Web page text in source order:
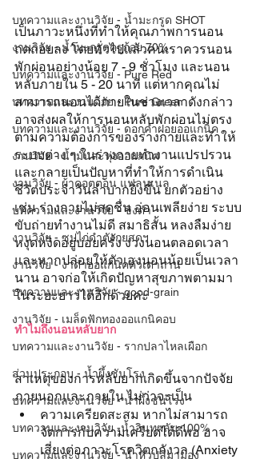
บทความและงานวิจัย - น้ำมะกรูด SHOT
งานวิจัย - น้ำมะกรูดครูก้อย 70%
บทความและงานวิจัย - Pure Red
บทความและงานวิจัย - Pure Green
บทความและงานวิจัย - ดอกคำฝอยออแกนิค
งานวิจัย - น้ำมันละหุ่งออแกนิค
งานวิจัย - ผ้าคอตตอน แฟลนเนล
บทความและงานวิจัย - ขิงดำ
งานวิจัย - ซุปไก่ดำตังกุยสดฯ
งานวิจัย - งาดำออแกนิคคั่วเตาถ่าน
บทความและงานวิจัย - good-grain
งานวิจัย - เมล็ดฟักทองออแกนิคอบ
บทความและงานวิจัย - รากปลาไหลเผือก
ส่วนประกอบ - น้ำผึ้งชันโรง
บทความและงานวิจัย - น้ำผึ้งชันโรง
บทความและงานวิจัย -น้ำอินทผลัม 100%
บทความและงานวิจัย - น้ำหัวปลีมามอง
เป็นภาวะหนึ่งที่ทำให้คุณภาพการนอน
ถดถอยลง โดยทั่วไปแล้วคนเราควรนอน
พักผ่อนอย่างน้อย 7 - 9 ชั่วโมง และนอน
หลับภายใน 5 - 20 นาที แต่หากคุณไม่
สามารถนอนได้ภายในช่วงเวลาดังกล่าว
อาจส่งผลให้การนอนหลับพักผ่อนไม่ตรง
ตามความต้องการของร่างกายและทำให้
ระบบต่าง ๆ ในร่างกายทำงานแปรปรวน
และกลายเป็นปัญหาที่ทำให้การดำเนิน
ชีวิตประจำวันลำบากยิ่งขึ้น ยกตัวอย่าง
เช่น ร่างกายไม่สดชื่น อ่อนเพลียง่าย ระบบ
ขับถ่ายทำงานไม่ดี สมาธิสั้น หลงลืมง่าย
หงุดหงิดอยู่บ่อยครั้ง ง่วงนอนตลอดเวลา
และหากปล่อยให้ตัวเองนอนน้อยเป็นเวลา
นาน อาจก่อให้เกิดปัญหาสุขภาพตามมา
ในระยะยาวได้อีกด้วยค่ะ
ทำไมถึงนอนหลับยาก
สาเหตุของการหลับยากเกิดขึ้นจากปัจจัย
ภายนอกและภายใน ไม่ว่าจะเป็น
ความเครียดสะสม หากไม่สามารถ
จัดการกับความเครียดได้ดีพอ อาจ
เสี่ยงต่อภาวะโรควิตกกังวล (Anxiety